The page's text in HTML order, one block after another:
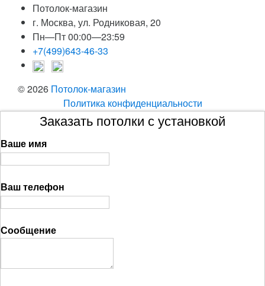
Потолок-магазин
г. Москва, ул. Родниковая, 20
Пн—Пт 00:00—23:59
+7(499)643-46-33
© 2026 Потолок-магазин
Политика конфиденциальности
Заказать потолки с установкой
Ваше имя
Ваш телефон
Сообщение